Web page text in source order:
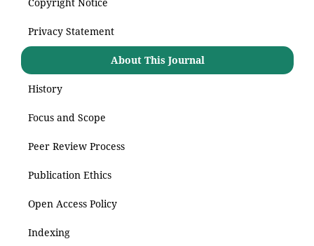
Copyright Notice
Privacy Statement
About This Journal
History
Focus and Scope
Peer Review Process
Publication Ethics
Open Access Policy
Indexing